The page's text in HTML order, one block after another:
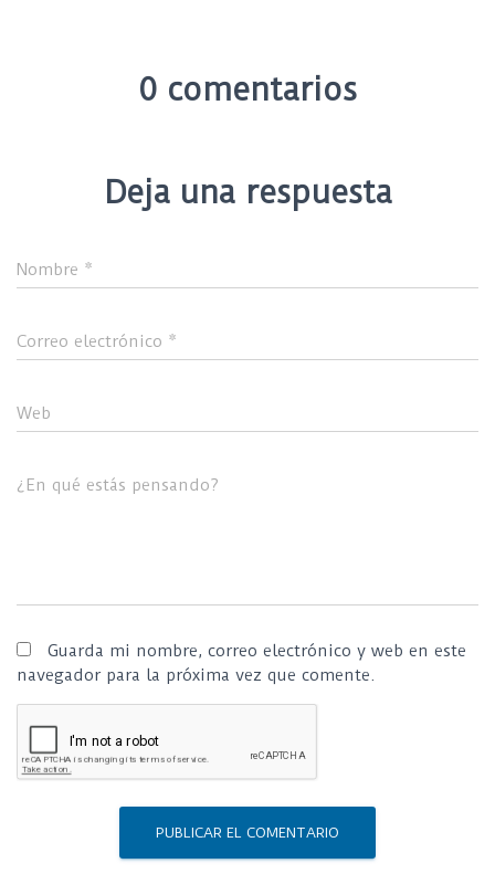
0 comentarios
Deja una respuesta
Nombre *
Correo electrónico *
Web
¿En qué estás pensando?
Guarda mi nombre, correo electrónico y web en este
navegador para la próxima vez que comente.